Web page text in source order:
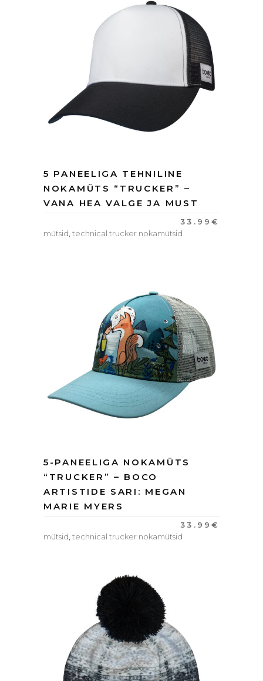
5 PANEELIGA TEHNILINE
NOKAMÜTS “TRUCKER” –
VANA HEA VALGE JA MUST
33.99 €
mütsid technical trucker nokamütsid
5-PANEELIGA NOKAMÜTS
“TRUCKER” – BOCO
ARTISTIDE SARI: MEGAN
MARIE MYERS
33.99 €
mütsid technical trucker nokamütsid